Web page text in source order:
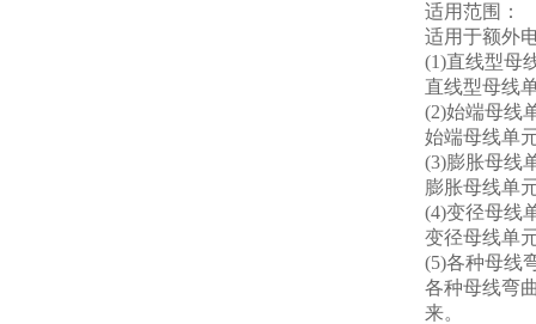
适用范围：
适用于额外
(1)直线型母
直线型母线
(2)始端母线
始端母线单
(3)膨胀母线
膨胀母线单
(4)变径母线
变径母线单
(5)各种母线
各种母线弯
来。